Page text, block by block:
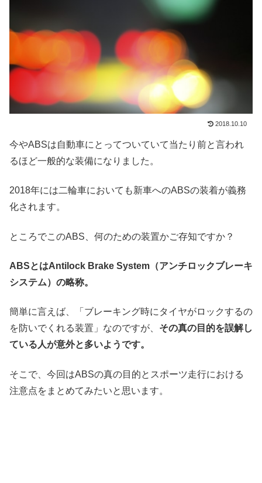
2018.10.10
今やABSは自動車にとってついていて当たり前と言われ
るほど一般的な装備になりました。
2018年には二輪車においても新車へのABSの装着が義務
化されます。
ところでこのABS、何のための装置かご存知ですか？
ABSとはAntilock Brake System（アンチロックブレーキ
システム）の略称。
簡単に言えば、「ブレーキング時にタイヤがロックするの
を防いでくれる装置」なのですが、 その真の目的を誤解し
ている人が意外と多いようです。
そこで、今回はABSの真の目的とスポーツ走行における
注意点をまとめてみたいと思います。